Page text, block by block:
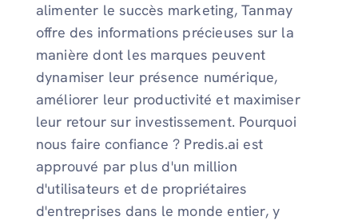
alimenter le succès marketing, Tanmay
offre des informations précieuses sur la
manière dont les marques peuvent
dynamiser leur présence numérique,
améliorer leur productivité et maximiser
leur retour sur investissement. Pourquoi
nous faire confiance ? Predis.ai est
approuvé par plus d'un million
d'utilisateurs et de propriétaires
d'entreprises dans le monde entier, y